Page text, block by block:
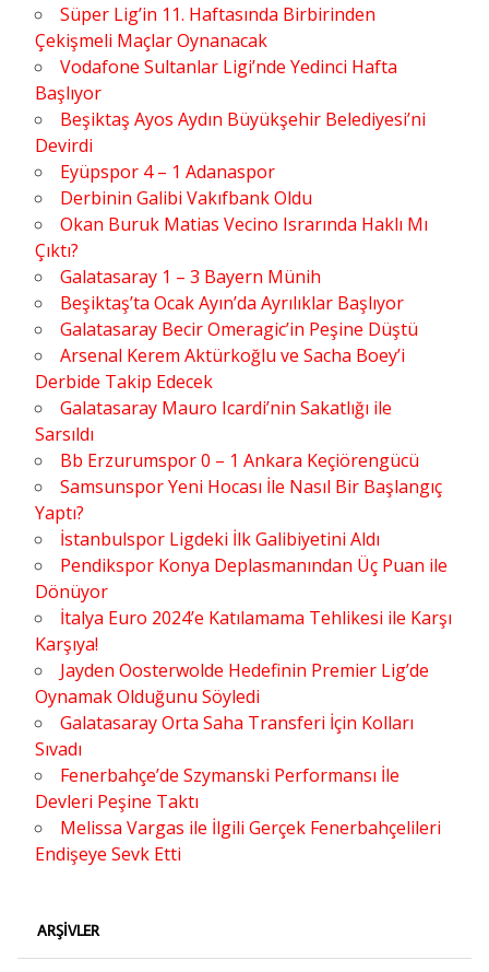
Süper Lig’in 11. Haftasında Birbirinden
Çekişmeli Maçlar Oynanacak
Vodafone Sultanlar Ligi’nde Yedinci Hafta
Başlıyor
Beşiktaş Ayos Aydın Büyükşehir Belediyesi’ni
Devirdi
Eyüpspor 4 – 1 Adanaspor
Derbinin Galibi Vakıfbank Oldu
Okan Buruk Matias Vecino Israrında Haklı Mı
Çıktı?
Galatasaray 1 – 3 Bayern Münih
Beşiktaş’ta Ocak Ayın’da Ayrılıklar Başlıyor
Galatasaray Becir Omeragic’in Peşine Düştü
Arsenal Kerem Aktürkoğlu ve Sacha Boey’i
Derbide Takip Edecek
Galatasaray Mauro Icardi’nin Sakatlığı ile
Sarsıldı
Bb Erzurumspor 0 – 1 Ankara Keçiörengücü
Samsunspor Yeni Hocası İle Nasıl Bir Başlangıç
Yaptı?
İstanbulspor Ligdeki İlk Galibiyetini Aldı
Pendikspor Konya Deplasmanından Üç Puan ile
Dönüyor
İtalya Euro 2024’e Katılamama Tehlikesi ile Karşı
Karşıya!
Jayden Oosterwolde Hedefinin Premier Lig’de
Oynamak Olduğunu Söyledi
Galatasaray Orta Saha Transferi İçin Kolları
Sıvadı
Fenerbahçe’de Szymanski Performansı İle
Devleri Peşine Taktı
Melissa Vargas ile İlgili Gerçek Fenerbahçelileri
Endişeye Sevk Etti
ARŞIVLER